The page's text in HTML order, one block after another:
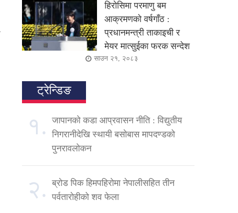
हिरोसिमा परमाणु बम
आक्रमणको वर्षगाँठ :
प्रधानमन्त्री ताकाइची र
मेयर मात्सुईका फरक सन्देश
साउन २१, २०८३
ट्रेन्डिङ
१.
जापानको कडा आप्रवासन नीति : विद्युतीय
निगरानीदेखि स्थायी बसोबास मापदण्डको
पुनरावलोकन
२.
ब्रोड पिक हिमपहिरोमा नेपालीसहित तीन
पर्वतारोहीको शव फेला